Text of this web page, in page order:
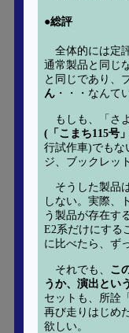
●総評
全体的には定
通常製品と同じ
と同じであり、
ん ・・・なんて
もしも、「さ
(「こまち115号
行試作車)でもな
ジ、ブックレッ
そうした製品
しない。実際、
う製品が存在す
E2系だけにする
に比べたら、ず
それでも、 こ
うか、演出とい
セットも、所詮
再び走りはじめ
欲しい。